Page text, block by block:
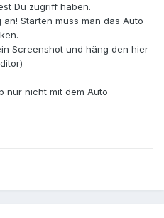
Du zugriff haben.
Starten muss man das Auto
Screenshot und häng den hier
nur nicht mit dem Auto